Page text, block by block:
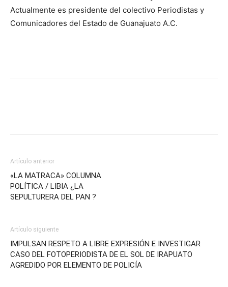
Actualmente es presidente del colectivo Periodistas y
Comunicadores del Estado de Guanajuato A.C.
Artículo anterior
«LA MATRACA» COLUMNA
POLÍTICA / LIBIA ¿LA
SEPULTURERA DEL PAN ?
Artículo siguiente
IMPULSAN RESPETO A LIBRE EXPRESIÓN E INVESTIGAR
CASO DEL FOTOPERIODISTA DE EL SOL DE IRAPUATO
AGREDIDO POR ELEMENTO DE POLICÍA